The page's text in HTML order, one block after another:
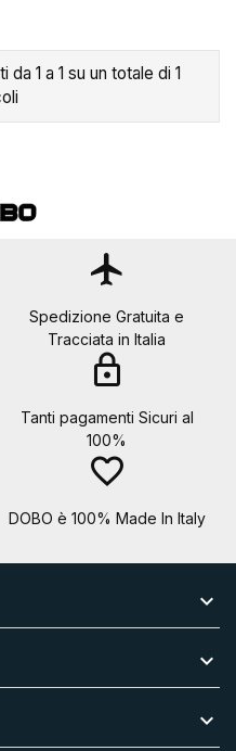
1 a 1 su un totale di 1
flight
Spedizione Gratuita e
Tracciata in Italia
lock
Tanti pagamenti Sicuri al
100%
favorite_border
DOBO è 100% Made In Italy



×